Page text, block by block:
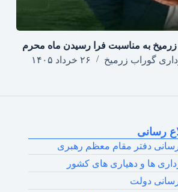
زرمیخ به مناسبت فرا رسیدن ماه محرم
گوراب زرمیخ
۲۶ خرداد ۱۴۰۵
رسانی
رسانی دفتر مقام معظم رهبری
ها و دهیاری های کشور
رسانی دولت